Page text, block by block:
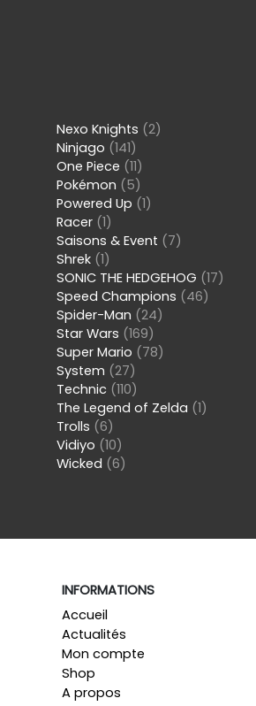
Nexo Knights (2)
Ninjago (141)
One Piece (11)
Pokémon (5)
Powered Up (1)
Racer (1)
Saisons & Event (7)
Shrek (1)
SONIC THE HEDGEHOG (17)
Speed Champions (46)
Spider-Man (24)
Star Wars (169)
Super Mario (78)
System (27)
Technic (110)
The Legend of Zelda (1)
Trolls (6)
Vidiyo (10)
Wicked (6)
INFORMATIONS
Accueil
Actualités
Mon compte
Shop
A propos